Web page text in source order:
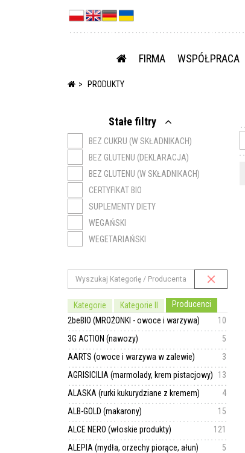
FIRMA WSPÓŁPRACA
PRODUKTY
Stałe filtry
BEZ CUKRU (W SKŁADNIKACH)
BEZ GLUTENU (DEKLARACJA)
BEZ GLUTENU (W SKŁADNIKACH)
CERTYFIKAT BIO
SUPLEMENTY DIETY
WEGAŃSKI
WEGETARIAŃSKI
Kategorie Kategorie II
Producenci
10
2beBIO (MROŻONKI - owoce i warzywa)
5
3G ACTION (nawozy)
3
AARTS (owoce i warzywa w zalewie)
13
AGRISICILIA (marmolady, krem pistacjowy)
4
ALASKA (rurki kukurydziane z kremem)
15
ALB-GOLD (makarony)
121
ALCE NERO (włoskie produkty)
5
ALEPIA (mydła, orzechy piorące, ałun)